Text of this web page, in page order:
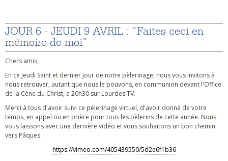
JOUR 6 - JEUDI 9 AVRIL : "Faites ceci en
mémoire de moi"
Chers amis,
En ce jeudi Saint et dernier jour de notre pèlerinage, nous vous invitons à
nous retrouver, autant que nous le pouvons, en communion devant l'Office
de la Cène du Christ, à 20h30 sur Lourdes TV.
Merci à tous d'avoir suivi ce pèlerinage virtuel, d'avoir donné de votre
temps, en appel ou en prière pour tous les pèlerins de cette année. Nous
vous laissons avec une dernière vidéo et vous souhaitons un bon chemin
vers Pâques.
https://vimeo.com/405439550/5d2e6f1b36